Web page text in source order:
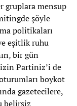
gruplara mensup
şöyle
politikaları
eşitlik ruhu
bir gün
Partiniz’i de
boykot
gazetecilere,
belirsiz